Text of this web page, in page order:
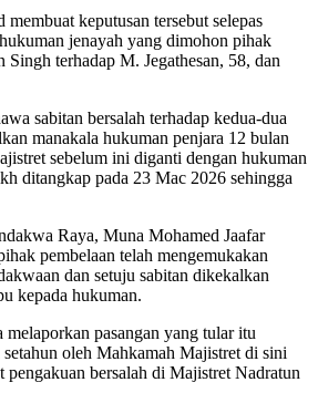
keputusan tersebut selepas
jenayah yang dimohon pihak
Singh terhadap M. Jegathesan, 58, dan
sabitan bersalah terhadap kedua-dua
manakala hukuman penjara 12 bulan
sebelum ini diganti dengan hukuman
ditangkap pada 23 Mac 2026 sehingga
Raya, Muna Mohamed Jaafar
pembelaan telah mengemukakan
dan setuju sabitan dikekalkan
kepada hukuman.
pasangan yang tular itu
oleh Mahkamah Majistret di sini
pengakuan bersalah di Majistret Nadratun